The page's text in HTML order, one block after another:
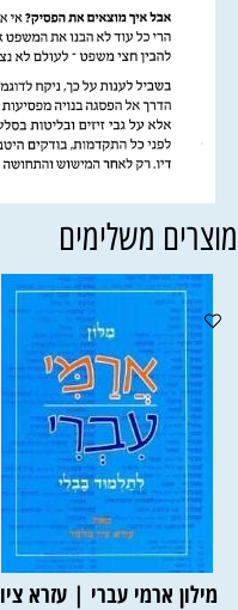
משלימים
מילון ארמי עברי | עזרא ציון